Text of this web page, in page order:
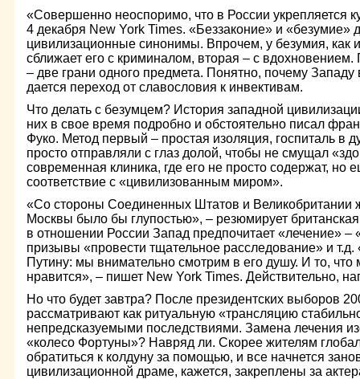
«Совершенно неоспоримо, что в России укрепляется
4 декабря New York Times. «Беззаконие» и «безумие»
цивилизационные синонимы. Впрочем, у безумия, как
сближает его с криминалом, вторая – с
– две грани одного предмета. Понятно, почему Западу
дается переход от славословия к инвективам.
Что делать с безумцем? История западной
них в свое время подробно и обстоятельно писал
Фуко. Метод первый – простая изоляция, госпиталь в
просто отправляли с глаз долой, чтобы не смущал
современная клиника, где его не просто содержат, но
соответствие с «цивилизованным миром».
«Со стороны Соединенных Штатов и Великобритании
Москвы было бы глупостью», – резюмирует
в отношении России Запад предпочитает «лечение» –
призывы «провести тщательное расследование» и т.д.
Путину: мы внимательно смотрим в его душу. И то,
нравится», – пишет New York Times. Действительно,
Но что будет завтра? После президентских выборов
рассматривают как ритуальную «трансляцию
непредсказуемыми последствиями. Замена лечения
«колесо Фортуны»? Навряд ли. Скорее жителям
обратиться к колдуну за помощью, и все начнется
цивилизационной драме, кажется, закреплены за